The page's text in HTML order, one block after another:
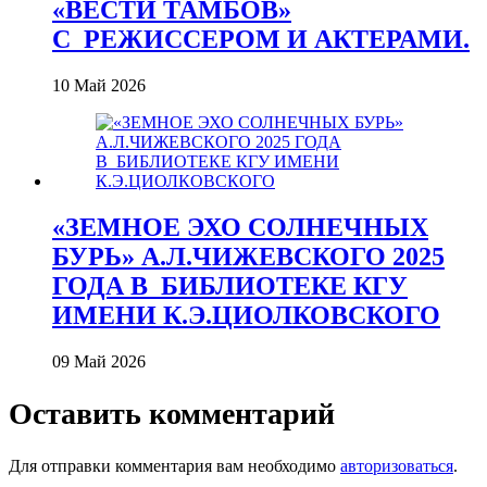
«ВЕСТИ ТАМБОВ»
С_РЕЖИССЕРОМ И АКТЕРАМИ.
10 Май 2026
«ЗЕМНОЕ ЭХО СОЛНЕЧНЫХ
БУРЬ» А.Л.ЧИЖЕВСКОГО 2025
ГОДА В_БИБЛИОТЕКЕ КГУ
ИМЕНИ К.Э.ЦИОЛКОВСКОГО
09 Май 2026
Оставить комментарий
Для отправки комментария вам необходимо авторизоваться.